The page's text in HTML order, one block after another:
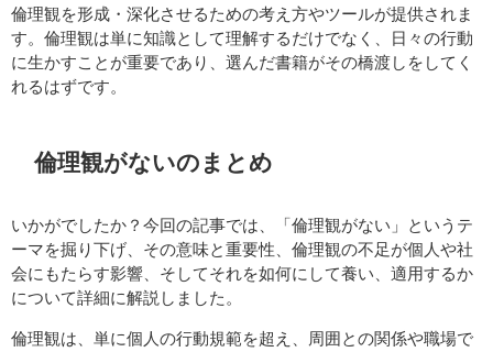
倫理観を形成・深化させるための考え方やツールが提供されま
す。倫理観は単に知識として理解するだけでなく、日々の行動
に生かすことが重要であり、選んだ書籍がその橋渡しをしてく
れるはずです。
倫理観がないのまとめ
いかがでしたか？今回の記事では、「倫理観がない」というテ
ーマを掘り下げ、その意味と重要性、倫理観の不足が個人や社
会にもたらす影響、そしてそれを如何にして養い、適用するか
について詳細に解説しました。
倫理観は、単に個人の行動規範を超え、周囲との関係や職場で